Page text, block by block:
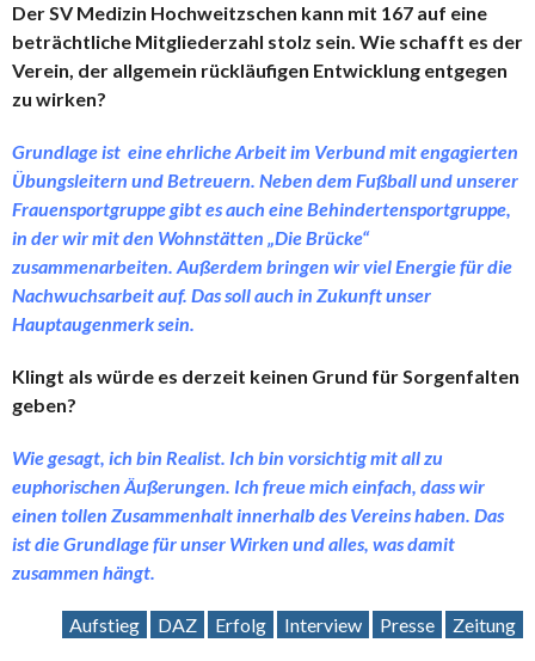
Der SV Medizin Hochweitzschen kann mit 167 auf eine
beträchtliche Mitgliederzahl stolz sein. Wie schafft es der
Verein, der allgemein rückläufigen Entwicklung entgegen
zu wirken?
Grundlage ist eine ehrliche Arbeit im Verbund mit engagierten
Übungsleitern und Betreuern. Neben dem Fußball und unserer
Frauensportgruppe gibt es auch eine Behindertensportgruppe,
in der wir mit den Wohnstätten „Die Brücke“
zusammenarbeiten. Außerdem bringen wir viel Energie für die
Nachwuchsarbeit auf. Das soll auch in Zukunft unser
Hauptaugenmerk sein.
Klingt als würde es derzeit keinen Grund für Sorgenfalten
geben?
Wie gesagt, ich bin Realist. Ich bin vorsichtig mit all zu
euphorischen Äußerungen. Ich freue mich einfach, dass wir
einen tollen Zusammenhalt innerhalb des Vereins haben. Das
ist die Grundlage für unser Wirken und alles, was damit
zusammen hängt.
Aufstieg DAZ Erfolg Interview Presse Zeitung